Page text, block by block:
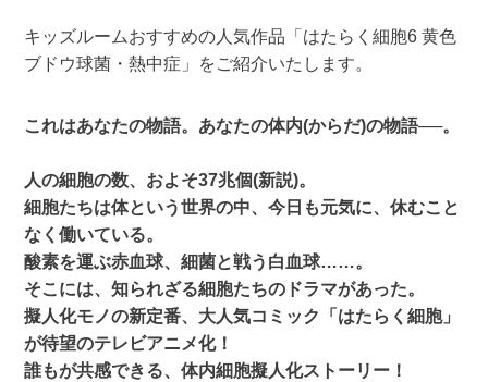
キッズルームおすすめの人気作品「はたらく細胞6 黄色
ブドウ球菌・熱中症」をご紹介いたします。
これはあなたの物語。あなたの体内(からだ)の物語──。
人の細胞の数、およそ37兆個(新説)。
細胞たちは体という世界の中、今日も元気に、休むこと
なく働いている。
酸素を運ぶ赤血球、細菌と戦う白血球……。
そこには、知られざる細胞たちのドラマがあった。
擬人化モノの新定番、大人気コミック「はたらく細胞」
が待望のテレビアニメ化！
誰もが共感できる、体内細胞擬人化ストーリー！